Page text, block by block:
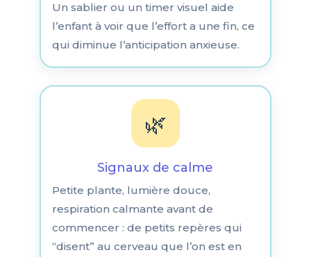
Un sablier ou un timer visuel aide
l’enfant à voir que l’effort a une fin, ce
qui diminue l’anticipation anxieuse.
🌿
Signaux de calme
Petite plante, lumière douce,
respiration calmante avant de
commencer : de petits repères qui
“disent” au cerveau que l’on est en